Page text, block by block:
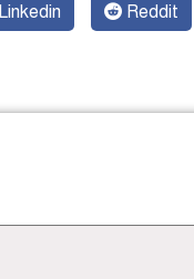
Linkedin Reddit